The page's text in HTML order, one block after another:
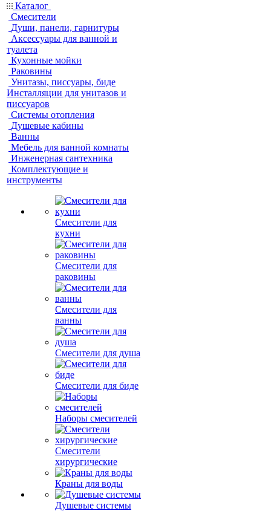
Каталог
Смесители
Души, панели, гарнитуры
Аксессуары для ванной и
туалета
Кухонные мойки
Раковины
Унитазы, писсуары, биде
Инсталляции для унитазов и
писсуаров
Системы отопления
Душевые кабины
Ванны
Мебель для ванной комнаты
Инженерная сантехника
Комплектующие и
инструменты
Смесители для
кухни
Смесители для
раковины
Смесители для
ванны
Смесители для душа
Смесители для биде
Наборы смесителей
Смесители
хирургические
Краны для воды
Душевые системы